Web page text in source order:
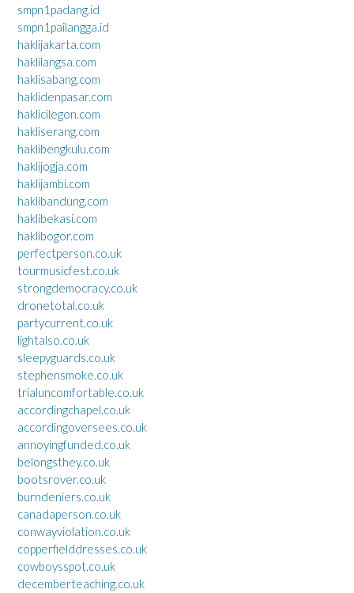
smpn1padang.id
smpn1pailangga.id
haklijakarta.com
haklilangsa.com
haklisabang.com
haklidenpasar.com
haklicilegon.com
hakliserang.com
haklibengkulu.com
haklijogja.com
haklijambi.com
haklibandung.com
haklibekasi.com
haklibogor.com
perfectperson.co.uk
tourmusicfest.co.uk
strongdemocracy.co.uk
dronetotal.co.uk
partycurrent.co.uk
lightalso.co.uk
sleepyguards.co.uk
stephensmoke.co.uk
trialuncomfortable.co.uk
accordingchapel.co.uk
accordingoversees.co.uk
annoyingfunded.co.uk
belongsthey.co.uk
bootsrover.co.uk
burndeniers.co.uk
canadaperson.co.uk
conwayviolation.co.uk
copperfielddresses.co.uk
cowboysspot.co.uk
decemberteaching.co.uk